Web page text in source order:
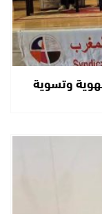
وتسوية